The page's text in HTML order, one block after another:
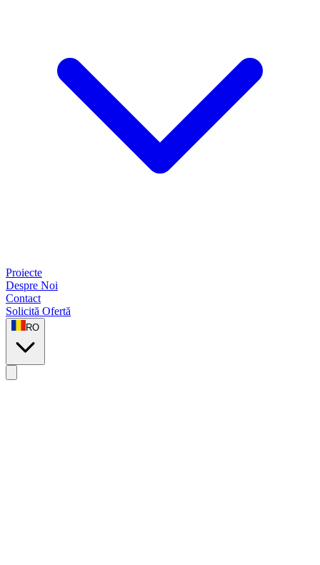
Proiecte
Despre Noi
Contact
Solicită Ofertă
RO